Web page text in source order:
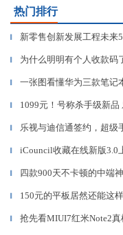
热门排行
▎ 新零售创新发展工程未来
▎ 为什么明明有个人收款码
▎ 一张图看懂华为三款笔记
▎ 1099元！号称杀手级新品
▎ 乐视与迪信通签约，超级
▎ iCouncil收藏在线新版3.0
▎ 四款900天不卡顿的中端
▎ 150元的平板居然还能这
▎ 抢先看MIUI7红米Note2真